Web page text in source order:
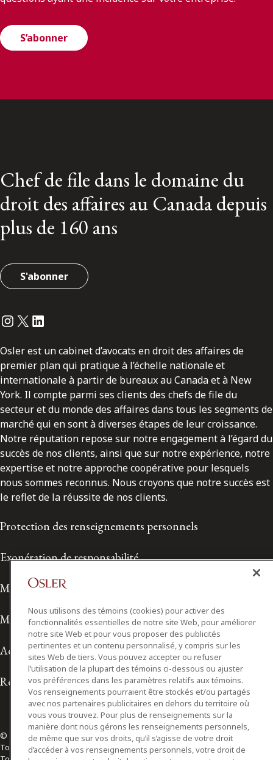
S’abonner
Chef de file dans le domaine du
droit des affaires au Canada depuis
plus de 160 ans
S'abonner
Instagram
Twitter
LinkedIn
Osler est un cabinet d’avocats en droit des affaires de
premier plan qui pratique à l’échelle nationale et
internationale à partir de bureaux au Canada et à New
York. Il compte parmi ses clients des chefs de file du
secteur et du monde des affaires dans tous les segments de
marché qui en sont à diverses étapes de leur croissance.
Notre réputation repose sur notre engagement à l’égard du
succès de nos clients, ainsi que sur notre expérience, notre
expertise et notre approche coopérative pour lesquels
nous sommes reconnus. Nous croyons que notre succès est
le reflet de la réussite de nos clients.
Protection des renseignements personnels
Exonération de responsabilité
Modalités de prestation de services
Modalités d'utilisation
Accessibilité
Relations avec les médias
© 2026 Osler, Hoskin & Harcourt S.E.N.C.R.L./s.r.l.
Tous droits réservés
Nous utilisons des témoins (cookies) pour activer des
fonctionnalités essentielles de notre site Web, pour améliorer
notre site Web et pour vous proposer des publicités
pertinentes et un contenu personnalisé, y compris sur les
sites Web de tiers. Vous pouvez accepter ou refuser
l’utilisation de la plupart des témoins ci-dessous ou ajuster
vos préférences dans les paramètres relatifs aux témoins.
Vos renseignements pourraient être stockés et/ou partagés
avec nos partenaires publicitaires en dehors du territoire où
vous vous trouvez. Pour plus de renseignements sur la
manière dont nous gérons les renseignements personnels,
de même que sur vos droits, qu’il s’agisse de votre droit
d’accéder à vos renseignements personnels, votre droit de